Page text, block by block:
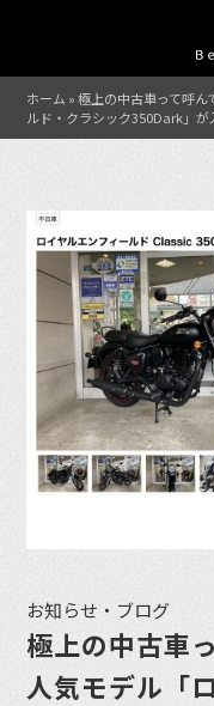
ホーム »極上の中古車って呼
ルド・クラシック350Dark」が
お知らせ・ブログ
極上の中古車
人気モデル「